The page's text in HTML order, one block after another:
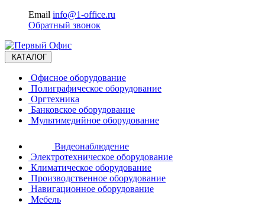
Email info@1-office.ru
Обратный звонок
КАТАЛОГ
Офисное оборудование
Полиграфическое оборудование
Оргтехника
Банковское оборудование
Мультимедийное оборудование
Видеонаблюдение
Электротехническое оборудование
Климатическое оборудование
Производственное оборудование
Навигационное оборудование
Мебель